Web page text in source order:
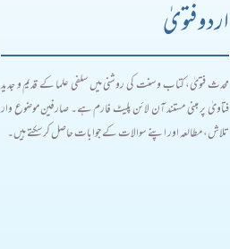
اردو فتویٰ
محدث فتویٰ، کتاب و سنت کی روشنی میں سلفی علما کے قدیم و جدید
فتاویٰ پر مبنی مستند آن لائن پلیٹ فارم ہے۔ صارفین موضوع وار
تلاش، مطالعہ اور اپنے سوالات کے جوابات حاصل کر سکتے ہیں۔